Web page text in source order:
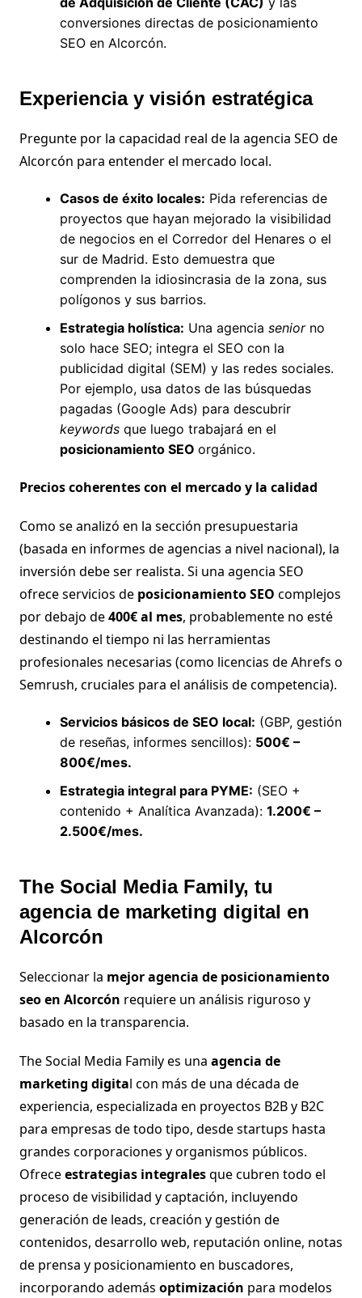
conversiones directas de posicionamiento
SEO en Alcorcón.
Experiencia y visión estratégica
Pregunte por la capacidad real de la agencia SEO de
Alcorcón para entender el mercado local.
Casos de éxito locales: Pida referencias de
proyectos que hayan mejorado la visibilidad
de negocios en el Corredor del Henares o el
sur de Madrid. Esto demuestra que
comprenden la idiosincrasia de la zona, sus
polígonos y sus barrios.
Estrategia holística: Una agencia seniorno
solo hace SEO; integra el SEO con la
publicidad digital (SEM) y las redes sociales.
Por ejemplo, usa datos de las búsquedas
pagadas (Google Ads) para descubrir
keywordsque luego trabajará en el
posicionamiento SEO orgánico.
Precios coherentes con el mercado y la calidad
Como se analizó en la sección presupuestaria
(basada en informes de agencias a nivel nacional), la
inversión debe ser realista. Si una agencia SEO
ofrece servicios de posicionamiento SEO complejos
por debajo de400€ al mes, probablemente no esté
destinando el tiempo ni las herramientas
profesionales necesarias (como licencias de Ahrefs o
Semrush, cruciales para el análisis de competencia).
Servicios básicos de SEO local: (GBP, gestión
de reseñas, informes sencillos): 500€ –
800€/mes.
Estrategia integral para PYME: (SEO +
contenido + Analítica Avanzada): 1.200€ –
2.500€/mes.
The Social Media Family, tu
agencia de marketing digital en
Alcorcón
Seleccionar la mejor agencia de posicionamiento
seo en Alcorcón requiere un análisis riguroso y
basado en la transparencia.
The Social Media Family es una agencia de
marketing digital con más de una década de
experiencia, especializada en proyectos B2B y B2C
para empresas de todo tipo, desde startups hasta
grandes corporaciones y organismos públicos.
Ofreceestrategias integralesque cubren todo el
proceso de visibilidad y captación, incluyendo
generación de leads, creación y gestión de
contenidos, desarrollo web, reputación online, notas
de prensa y posicionamiento en buscadores,
incorporando además optimización para modelos